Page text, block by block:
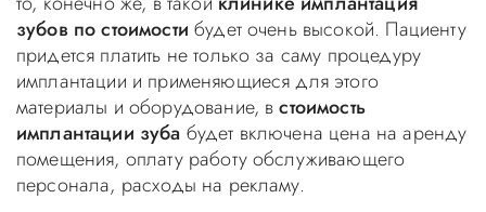
зубов по стоимости будет очень высокой. Пациенту
придется платить не только за саму процедуру
имплантации и применяющиеся для этого
материалы и оборудование, встоимость
имплантации зуба будет включена цена на аренду
помещения, оплату работу обслуживающего
персонала, расходы на рекламу.